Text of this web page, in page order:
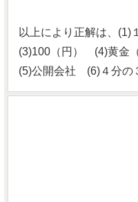
以上により正解は、
(3)100（円） (4)黄金（
(5)公開会社 (6)４分